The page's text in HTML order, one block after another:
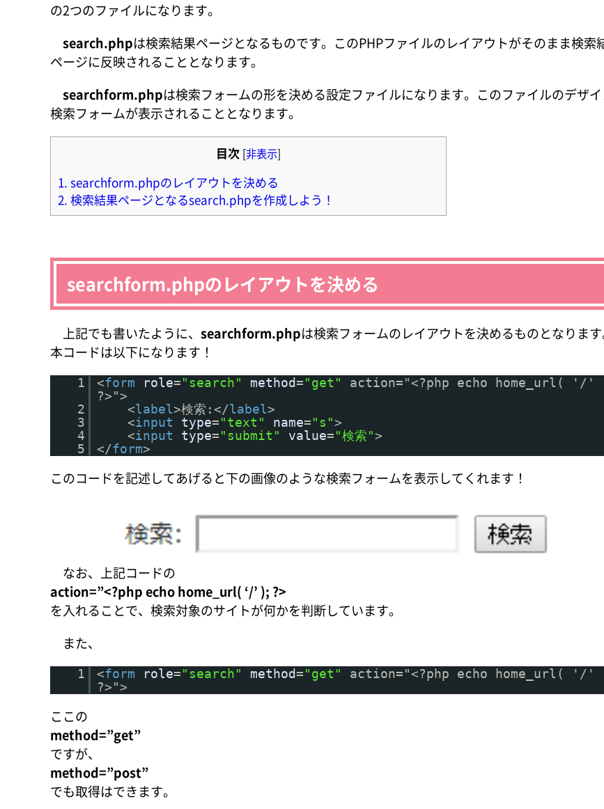
の2つのファイルになります。
search.phpは検索結果ページとなるものです。このPHPファイルのレイアウトがそのまま検索
ページに反映されることとなります。
searchform.phpは検索フォームの形を決める設定ファイルになります。このファイルのデザ
検索フォームが表示されることとなります。
目次 [非表示]
1. searchform.phpのレイアウトを決める
2. 検索結果ページとなるsearch.phpを作成しよう！
searchform.phpのレイアウトを決める
上記でも書いたように、 searchform.phpは検索フォームのレイアウトを決めるものとなりま
本コードは以下になります！
1 <form role="search" method="get"
action="<?php echo home_url( '/'
?>">
2
<label>検索:</label>
3
<input type="text" name="s">
4
<input type="submit" value="検索">
5
</form>
このコードを記述してあげると下の画像のような検索フォームを表示してくれます！
なお、上記コードの
action=”<?php echo home_url( ‘/’ ); ?>
を入れることで、検索対象のサイトが何かを判断しています。
また、
1 <form role="search" method="get"
action="<?php echo home_url( '/'
?>">
ここの
method=”get”
ですが、
method=”post”
でも取得はできます。